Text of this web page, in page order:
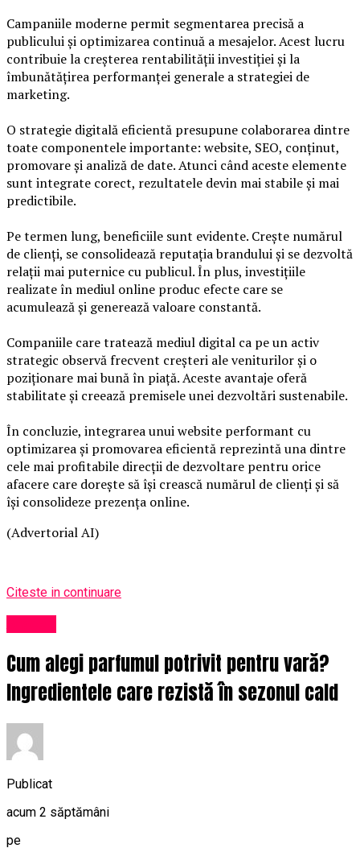
Campaniile moderne permit segmentarea precisă a
publicului și optimizarea continuă a mesajelor. Acest lucru
contribuie la creșterea rentabilității investiției și la
îmbunătățirea performanței generale a strategiei de
marketing.
O strategie digitală eficientă presupune colaborarea dintre
toate componentele importante: website, SEO, conținut,
promovare și analiză de date. Atunci când aceste elemente
sunt integrate corect, rezultatele devin mai stabile și mai
predictibile.
Pe termen lung, beneficiile sunt evidente. Crește numărul
de clienți, se consolidează reputația brandului și se dezvoltă
relații mai puternice cu publicul. În plus, investițiile
realizate în mediul online produc efecte care se
acumulează și generează valoare constantă.
Companiile care tratează mediul digital ca pe un activ
strategic observă frecvent creșteri ale veniturilor și o
poziționare mai bună în piață. Aceste avantaje oferă
stabilitate și creează premisele unei dezvoltări sustenabile.
În concluzie, integrarea unui website performant cu
optimizarea și promovarea eficientă reprezintă una dintre
cele mai profitabile direcții de dezvoltare pentru orice
afacere care dorește să își crească numărul de clienți și să
își consolideze prezența online.
(Advertorial AI)
Citeste in continuare
Cum alegi parfumul potrivit pentru vară?
Ingredientele care rezistă în sezonul cald
Publicat
acum 2 săptămâni
pe